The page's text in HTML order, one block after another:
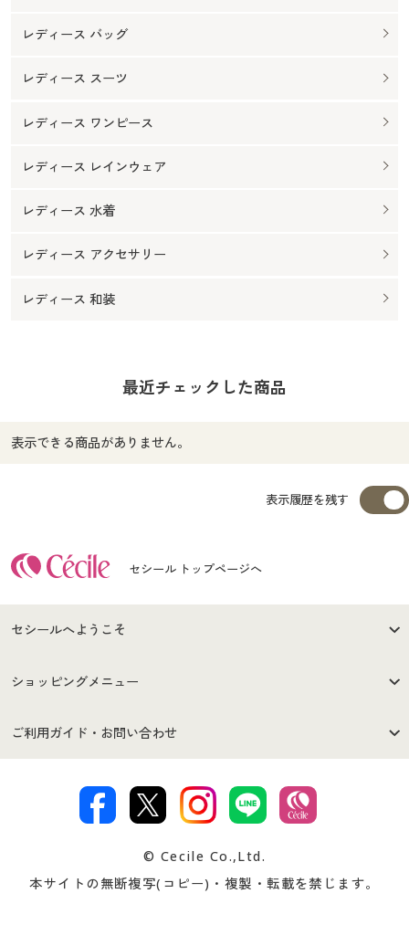
レディース バッグ
レディース スーツ
レディース ワンピース
レディース レインウェア
レディース 水着
レディース アクセサリー
レディース 和装
最近チェックした商品
表示できる商品がありません。
表示履歴を残す
セシール トップページへ
セシールへようこそ
はじめての方へ
セシールご利用規約
著作権・商標について 会社案内
ショッピングメニュー
商品カテゴリ
プレゼント＆キャンペーン サイトマップ
ご利用ガイド・お問い合わせ
交換・返品は お支払は
ついて
忘れの場合
© Cecile Co.,Ltd.
本サイトの無断複写(コピー)・複製・転載を禁じます。